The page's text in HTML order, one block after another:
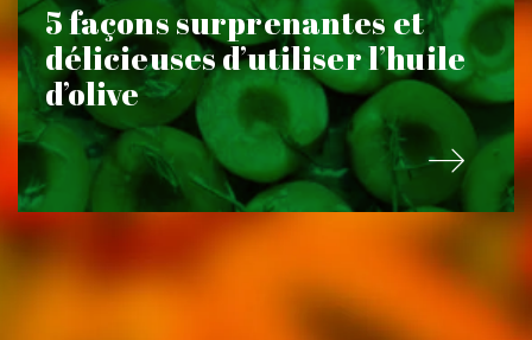
5 façons surprenantes et
délicieuses d’utiliser l’huile
d’olive